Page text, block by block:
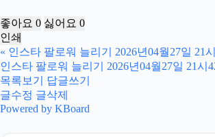
좋아요 0 싫어요 0
인쇄
« 인스타 팔로워 늘리기 2026년04월27일 21
인스타 팔로워 늘리기 2026년04월27일 21시
목록보기
답글쓰기
글수정 글삭제
Powered by KBoard